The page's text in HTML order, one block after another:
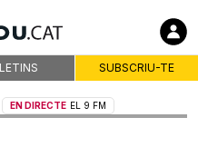
SUBSCRIU-TE
EN DIRECTE EL 9 FM